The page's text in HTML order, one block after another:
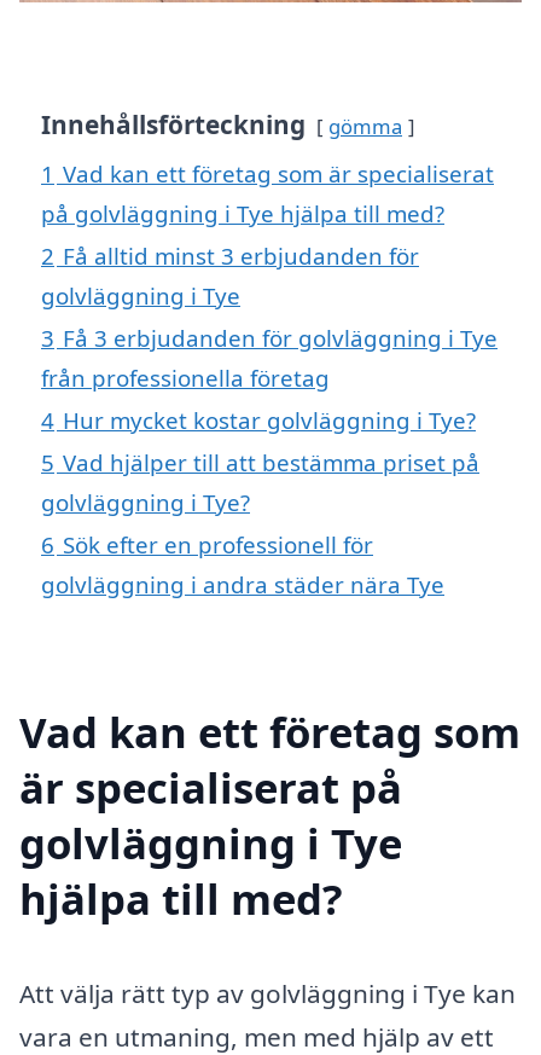
Innehållsförteckning gömma
1 Vad kan ett företag som är specialiserat
på golvläggning i Tye hjälpa till med?
2 Få alltid minst 3 erbjudanden för
golvläggning i Tye
3 Få 3 erbjudanden för golvläggning i Tye
från professionella företag
4 Hur mycket kostar golvläggning i Tye?
5 Vad hjälper till att bestämma priset på
golvläggning i Tye?
6 Sök efter en professionell för
golvläggning i andra städer nära Tye
Vad kan ett företag som
är specialiserat på
golvläggning i Tye
hjälpa till med?
Att välja rätt typ av golvläggning i Tye kan
vara en utmaning, men med hjälp av ett